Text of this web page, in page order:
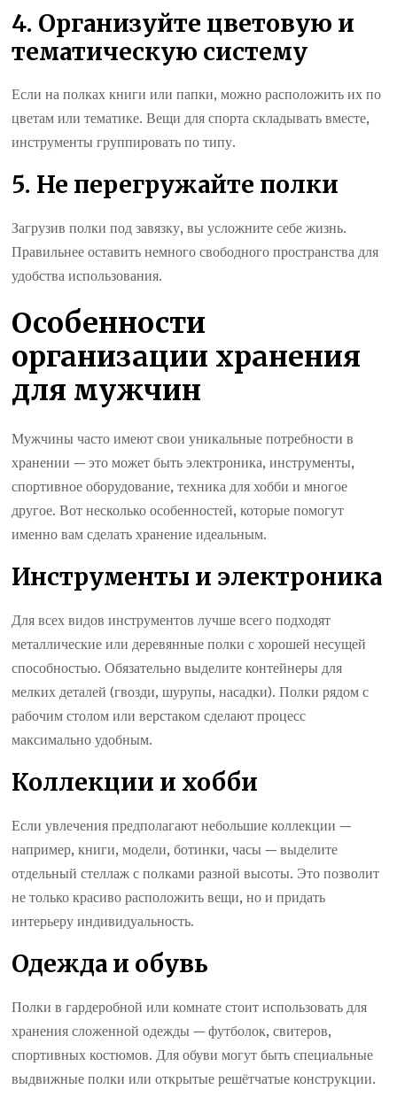
4. Организуйте цветовую и
тематическую систему
Если на полках книги или папки, можно расположить их по
цветам или тематике. Вещи для спорта складывать вместе,
инструменты группировать по типу.
5. Не перегружайте полки
Загрузив полки под завязку, вы усложните себе жизнь.
Правильнее оставить немного свободного пространства для
удобства использования.
Особенности
организации хранения
для мужчин
Мужчины часто имеют свои уникальные потребности в
хранении — это может быть электроника, инструменты,
спортивное оборудование, техника для хобби и многое
другое. Вот несколько особенностей, которые помогут
именно вам сделать хранение идеальным.
Инструменты и электроника
Для всех видов инструментов лучше всего подходят
металлические или деревянные полки с хорошей несущей
способностью. Обязательно выделите контейнеры для
мелких деталей (гвозди, шурупы, насадки). Полки рядом с
рабочим столом или верстаком сделают процесс
максимально удобным.
Коллекции и хобби
Если увлечения предполагают небольшие коллекции —
например, книги, модели, ботинки, часы — выделите
отдельный стеллаж с полками разной высоты. Это позволит
не только красиво расположить вещи, но и придать
интерьеру индивидуальность.
Одежда и обувь
Полки в гардеробной или комнате стоит использовать для
хранения сложенной одежды — футболок, свитеров,
спортивных костюмов. Для обуви могут быть специальные
выдвижные полки или открытые решётчатые конструкции.